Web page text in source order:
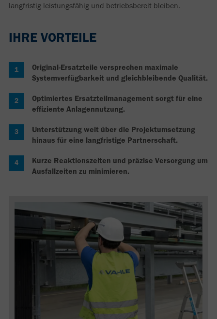
langfristig leistungsfähig und betriebsbereit bleiben.
IHRE VORTEILE
Original-Ersatzteile versprechen maximale
Systemverfügbarkeit und gleichbleibende Qualität.
Optimiertes Ersatzteilmanagement sorgt für eine
effiziente Anlagennutzung.
Unterstützung weit über die Projektumsetzung
hinaus für eine langfristige Partnerschaft.
Kurze Reaktionszeiten und präzise Versorgung um
Ausfallzeiten zu minimieren.